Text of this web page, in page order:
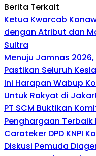
Berita Terkait
Ketua Kwarcab
dengan Atribut dan
Sultra
Menuju Jamnas
Pastikan Seluruh
Ini Harapan Wabup
Untuk Rakyat di
PT SCM Buktikan
Penghargaan Terbaik
Carateker DPD KNPI
Diskusi Pemuda